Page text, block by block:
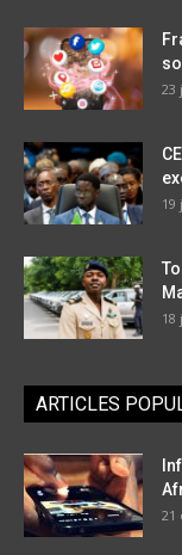
23
19
18
ARTICLES
21